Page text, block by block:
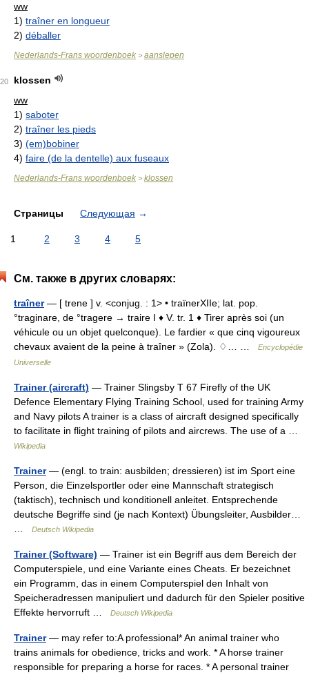
ww
1) traîner en longueur
2) déballer
Nederlands-Frans woordenboek > aanslepen
20
klossen
ww
1) saboter
2) traîner les pieds
3) (em)bobiner
4) faire (de la dentelle) aux fuseaux
Nederlands-Frans woordenboek > klossen
Страницы Следующая →
1 2 3 4 5
См. также в других словарях:
traîner— [ trene ] v. <conjug. : 1> • traïnerXIIe; lat. pop.
°traginare, de °tragere → traire I ♦ V. tr. 1 ♦ Tirer après soi (un
véhicule ou un objet quelconque). Le fardier « que cinq vigoureux
chevaux avaient de la peine à traîner » (Zola). ♢… …
Encyclopédie
Universelle
Trainer (aircraft) — Trainer Slingsby T 67 Firefly of the UK
Defence Elementary Flying Training School, used for training Army
and Navy pilots A trainer is a class of aircraft designed specifically
to facilitate in flight training of pilots and aircrews. The use of a …
Wikipedia
Trainer— (engl. to train: ausbilden; dressieren) ist im Sport eine
Person, die Einzelsportler oder eine Mannschaft strategisch
(taktisch), technisch und konditionell anleitet. Entsprechende
deutsche Begriffe sind (je nach Kontext) Übungsleiter, Ausbilder…
Deutsch Wikipedia
Trainer (Software) — Trainer ist ein Begriff aus dem Bereich der
Computerspiele, und eine Variante eines Cheats. Er bezeichnet
ein Programm, das in einem Computerspiel den Inhalt von
Speicheradressen manipuliert und dadurch für den Spieler positive
Effekte hervorruft …
Deutsch Wikipedia
Trainer— may refer to:A professional* An animal trainer who
trains animals for obedience, tricks and work. * A horse trainer
responsible for preparing a horse for races. * A personal trainer